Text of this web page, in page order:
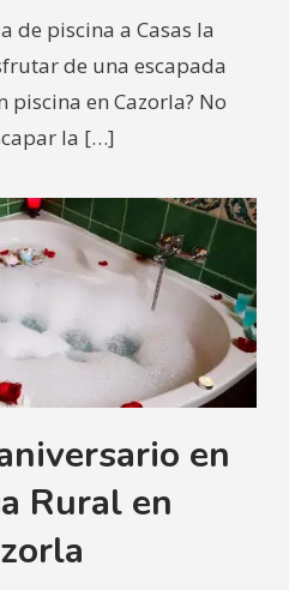
de piscina a Casas la
de una escapada
piscina en Cazorla? No
la […]
en
Rural en